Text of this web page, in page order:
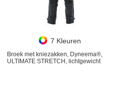
7 Kleuren
Broek met kniezakken, Dyneema®,
ULTIMATE STRETCH, lichtgewicht